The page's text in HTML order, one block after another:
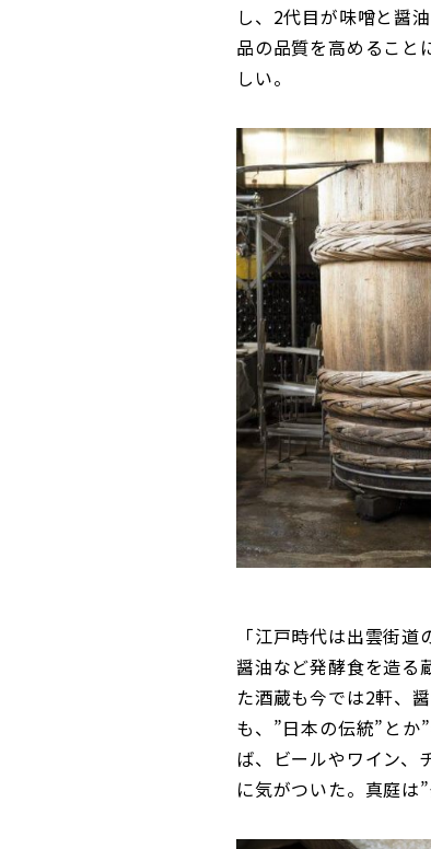
し、2代目が味噌と醤
品の品質を高めること
しい。
「江戸時代は出雲街
醤油など発酵食を造る
た酒蔵も今では2軒、
も、”日本の伝統”とか
ば、ビールやワイン、
に気がついた。真庭は